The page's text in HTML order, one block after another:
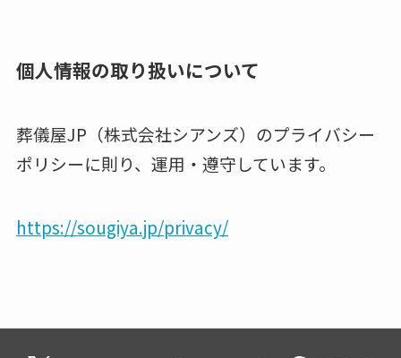
個人情報の取り扱いについて
葬儀屋JP（株式会社シアンズ）のプライバシー
ポリシーに則り、運用・遵守しています。
https://sougiya.jp/privacy/